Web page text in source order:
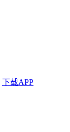
下载APP